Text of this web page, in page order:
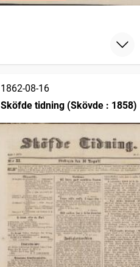
1862-08-16
Sköfde tidning (Skövde : 1858)